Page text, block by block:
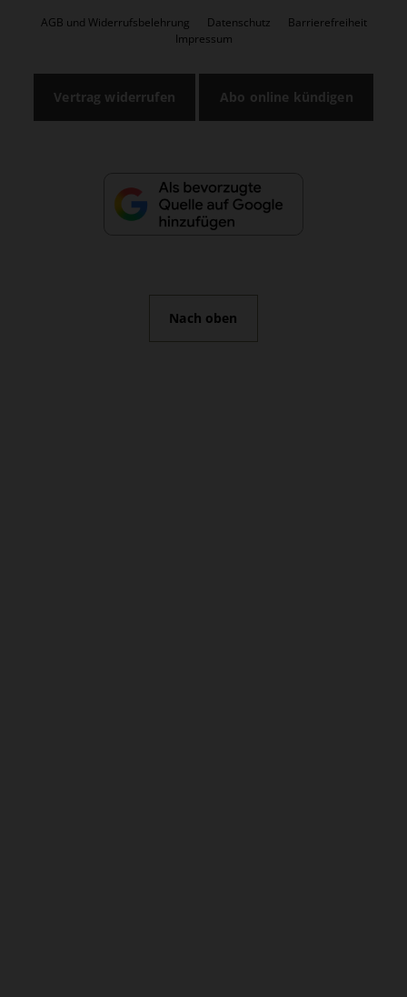
AGB und Widerrufsbelehrung Datenschutz
Barrierefreiheit
Impressum
Vertrag widerrufen Abo online kündigen
Nach oben